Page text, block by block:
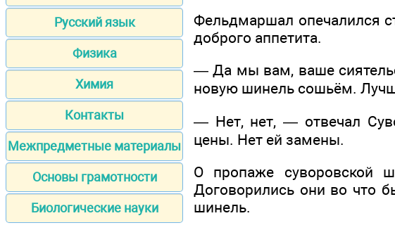
Русский язык
Физика
Химия
Контакты
Межпредметные материалы
Основы грамотности
Биологические науки
Фельдмаршал опечалился
доброго аппетита.
— Да мы вам, ваше
новую шинель сошьём.
— Нет, нет, — отвечал
цены. Нет ей замены.
О пропаже суворовской
Договорились они во что
шинель.